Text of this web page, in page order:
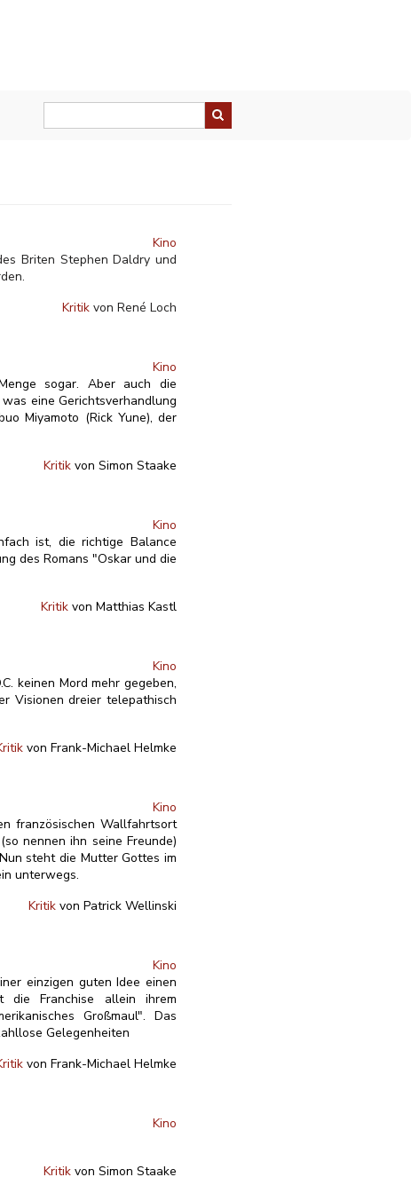
Kino
Briten Stephen Daldry und
Kritik von René Loch
Kino
sogar. Aber auch die
eine Gerichtsverhandlung
Miyamoto (Rick Yune), der
Kritik von Simon Staake
Kino
ist, die richtige Balance
des Romans "Oskar und die
Kritik von Matthias Kastl
Kino
keinen Mord mehr gegeben,
Visionen dreier telepathisch
von Frank-Michael Helmke
Kino
französischen Wallfahrtsort
nennen ihn seine Freunde)
steht die Mutter Gottes im
unterwegs.
Kritik von Patrick Wellinski
Kino
einzigen guten Idee einen
die Franchise allein ihrem
Großmaul". Das
Gelegenheiten
von Frank-Michael Helmke
Kino
Kritik von Simon Staake